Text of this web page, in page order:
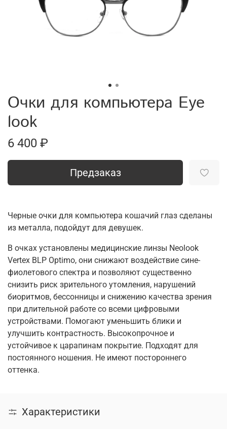
Очки для компьютера Eye
look
6 400 ₽
Предзаказ
Черные очки для компьютера кошачий глаз сделаны
из металла, подойдут для девушек.
В очках установлены медицинские линзы Neolook
Vertex BLP Optimo, они снижают воздействие сине-
фиолетового спектра и позволяют существенно
снизить риск зрительного утомления, нарушений
биоритмов, бессонницы и снижению качества зрения
при длительной работе со всеми цифровыми
устройствами. Помогают уменьшить блики и
улучшить контрастность. Высокопрочное и
устойчивое к царапинам покрытие. Подходят для
постоянного ношения. Не имеют постороннего
оттенка.
Характеристики